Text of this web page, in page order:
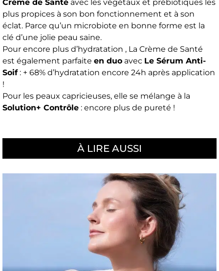
Crème de Santé avec les végétaux et prébiotiques les
plus propices à son bon fonctionnement et à son
éclat. Parce qu’un microbiote en bonne forme est la
clé d’une jolie peau saine.
Pour encore plus d’hydratation , La Crème de Santé
est également parfaite en duo avec Le Sérum Anti-
Soif: + 68% d’hydratation encore 24h après application
!
Pour les peaux capricieuses, elle se mélange à la
Solution+ Contrôle : encore plus de pureté !
À LIRE AUSSI